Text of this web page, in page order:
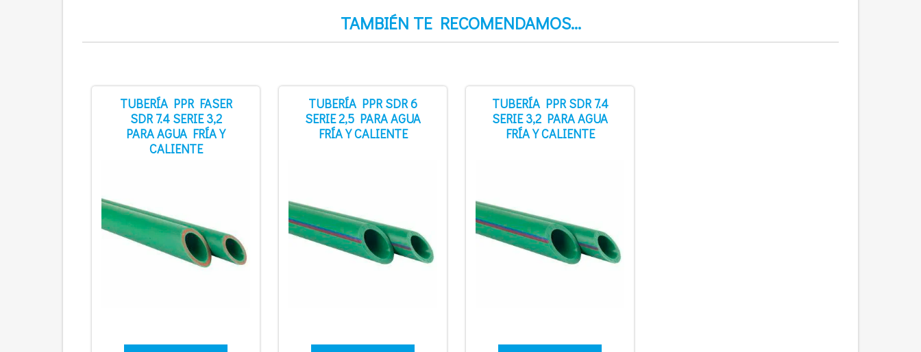
TAMBIÉN TE RECOMENDAMOS…
TUBERÍA PPR FASER
SDR 7.4 SERIE 3,2
PARA AGUA FRÍA Y
CALIENTE
TUBERÍA PPR SDR 6
SERIE 2,5 PARA AGUA
FRÍA Y CALIENTE
TUBERÍA PPR SDR 7.4
SERIE 3,2 PARA AGUA
FRÍA Y CALIENTE